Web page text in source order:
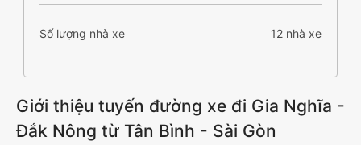
Số lượng nhà xe 12 nhà xe
Giới thiệu tuyến đường xe đi Gia Nghĩa -
Đắk Nông từ Tân Bình - Sài Gòn